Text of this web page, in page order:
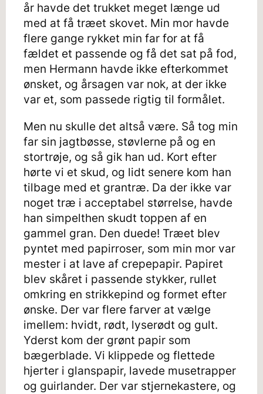
år havde det trukket meget længe ud
med at få træet skovet. Min mor havde
flere gange rykket min far for at få
fældet et passende og få det sat på fod,
men Hermann havde ikke efterkommet
ønsket, og årsagen var nok, at der ikke
var et, som passede rigtig til formålet.
Men nu skulle det altså være. Så tog min
far sin jagtbøsse, støvlerne på og en
stortrøje, og så gik han ud. Kort efter
hørte vi et skud, og lidt senere kom han
tilbage med et grantræ. Da der ikke var
noget træ i acceptabel størrelse, havde
han simpelthen skudt toppen af en
gammel gran. Den duede! Træet blev
pyntet med papirroser, som min mor var
mester i at lave af crepepapir. Papiret
blev skåret i passende stykker, rullet
omkring en strikkepind og formet efter
ønske. Der var flere farver at vælge
imellem: hvidt, rødt, lyserødt og gult.
Yderst kom der grønt papir som
bægerblade. Vi klippede og flettede
hjerter i glanspapir, lavede musetrapper
og guirlander. Der var stjernekastere, og